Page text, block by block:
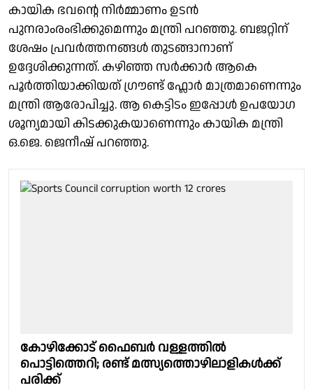
കായിക ഭവൻ്റെ നിർമ്മാണം ഉടൻ
പുനരാംരംഭിക്കുമെന്നും മന്ത്രി പറഞ്ഞു. ബജറ്റിന്
ശേഷം പ്രവർത്തനങ്ങൾ തുടങ്ങാനാണ്
ഉദ്ദേശിക്കുന്നത്. കഴിഞ്ഞ സർക്കാർ ആകെ
പൂർത്തിയാക്കിയത് ഗ്രൗണ്ട് ഫ്ലോർ മാത്രമാണെന്നും
മന്ത്രി ആരോപിച്ചു. ആ കെട്ടിടം ഇപ്പോൾ ഉപയോഗ
ശൂന്യമായി കിടക്കുകയാണെന്നും കായിക മന്ത്രി
ഒ.ജെ. ജെനീഷ് പറഞ്ഞു.
കോഴിക്കോട് ഫൈബർ വള്ളത്തിൽ
പൊട്ടിത്തെറി; രണ്ട് മത്സ്യത്തൊഴിലാളികൾക്ക്
പരിക്ക്